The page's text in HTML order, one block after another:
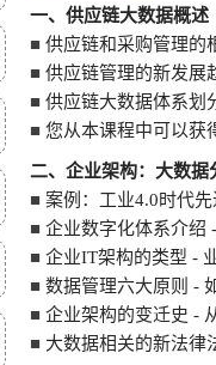
一、供应链大数据概述
■ 供应链和采购管理的
■ 供应链管理的新发展
■ 供应链大数据体系划
■ 您从本课程中可以获
二、企业架构：大数据
■ 案例：工业4.0时代
■ 企业数字化体系介绍
■ 企业IT架构的类型 -
■ 数据管理六大原则 -
■ 企业架构的变迁史 -
■ 大数据相关的新法律